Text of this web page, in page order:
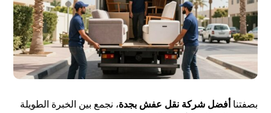
بصفتنا أفضل شركة نقل عفش بجدة، نجمع بين الخبرة الطويلة